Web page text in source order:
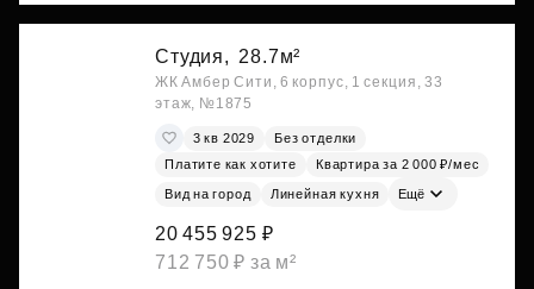
Студия, 28.7м²
ЖК Амбер Сити, 6 корпус, 1 секция, 33
этаж, №1875
3 кв 2029
Без отделки
Платите как хотите
Квартира за 2 000 ₽/мес
Вид на город Линейная кухня Ещё
20 455 925 ₽
712 750 ₽ за м²